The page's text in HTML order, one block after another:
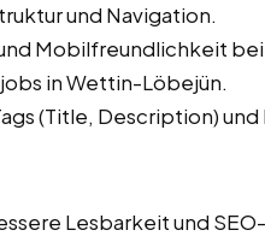
und Navigation.
Mobilfreundlichkeit bei
in Wettin-Löbejün.
(Title, Description) und
Lesbarkeit und